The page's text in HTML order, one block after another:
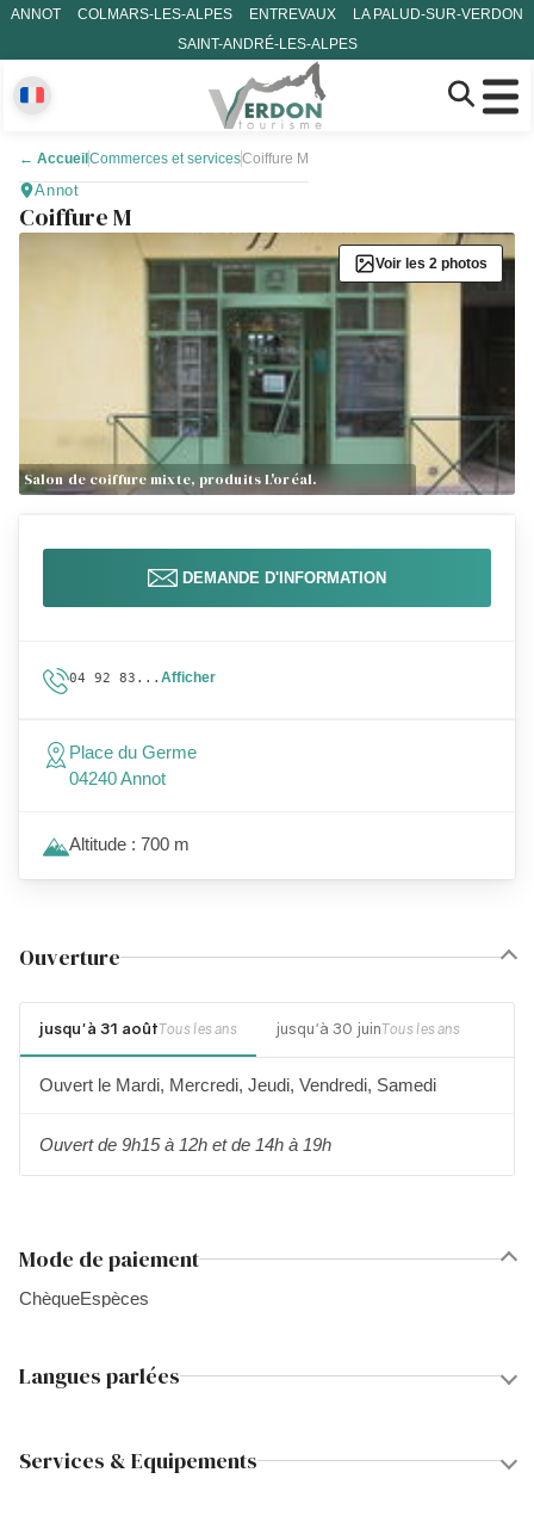
ANNOT COLMARS-LES-ALPES ENTREVAUX
LA PALUD-SUR-VERDON
SAINT-ANDRÉ-LES-ALPES
← Accueil Commerces et servicesCoiffure M
Annot
Coiffure M
Salon de coiffure mixte, produits L'oréal.
Voir les 2 photos
Ouverture
jusqu'à 31 aoûtTous les ans jusqu'à 30 juinTous les ans
Ouvert le Mardi, Mercredi, Jeudi, Vendredi, Samedi
Ouvert de 9h15 à 12h et de 14h à 19h
Mode de paiement
ChèqueEspèces
Langues parlées
Services & Equipements
DEMANDE D'INFORMATION
04 92 83... Afficher
Place du Germe
04240 Annot
Altitude : 700 m